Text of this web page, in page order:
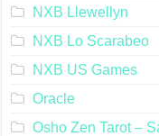
NXB Llewellyn
NXB Lo Scarabeo
NXB US Games
Oracle
Osho Zen Tarot –